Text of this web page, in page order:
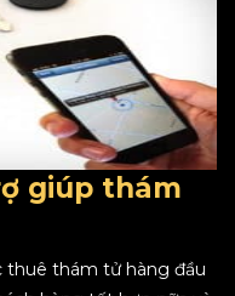
giúp thám
thuê thám tử hàng đầu